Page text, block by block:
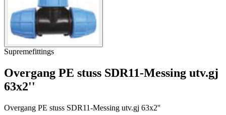
Supremefittings
Overgang PE stuss SDR11-Messing utv.gj
63x2''
Overgang PE stuss SDR11-Messing utv.gj 63x2''